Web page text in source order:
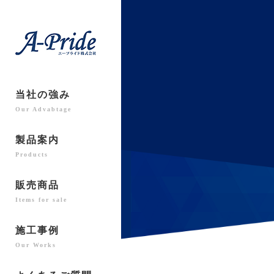
当社の強み
Our Advabtage
製品案内
Products
販売商品
Items for sale
施工事例
Our Works